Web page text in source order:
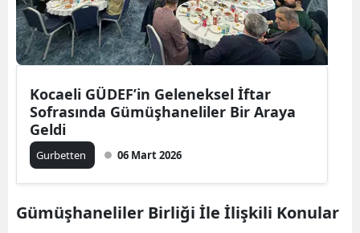
Diyarbakır
Edirne
Erzincan
Gaziantep
Kocaeli GÜDEF’in Geleneksel İftar
Sofrasında Gümüşhaneliler Bir Araya
Geldi
Gurbetten 06 Mart 2026
Gümüşhaneliler Birliği İle İlişkili Konular